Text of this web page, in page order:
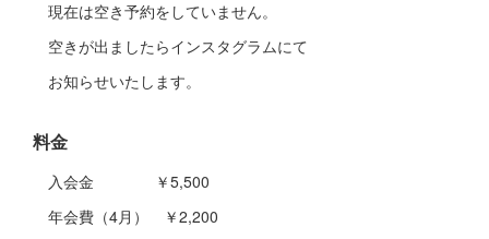
現在は空き予約をしていません。
空きが出ましたらインスタグラムにて
お知らせいたします。
料金
入会金 ￥5,500
年会費（4月） ￥2,200